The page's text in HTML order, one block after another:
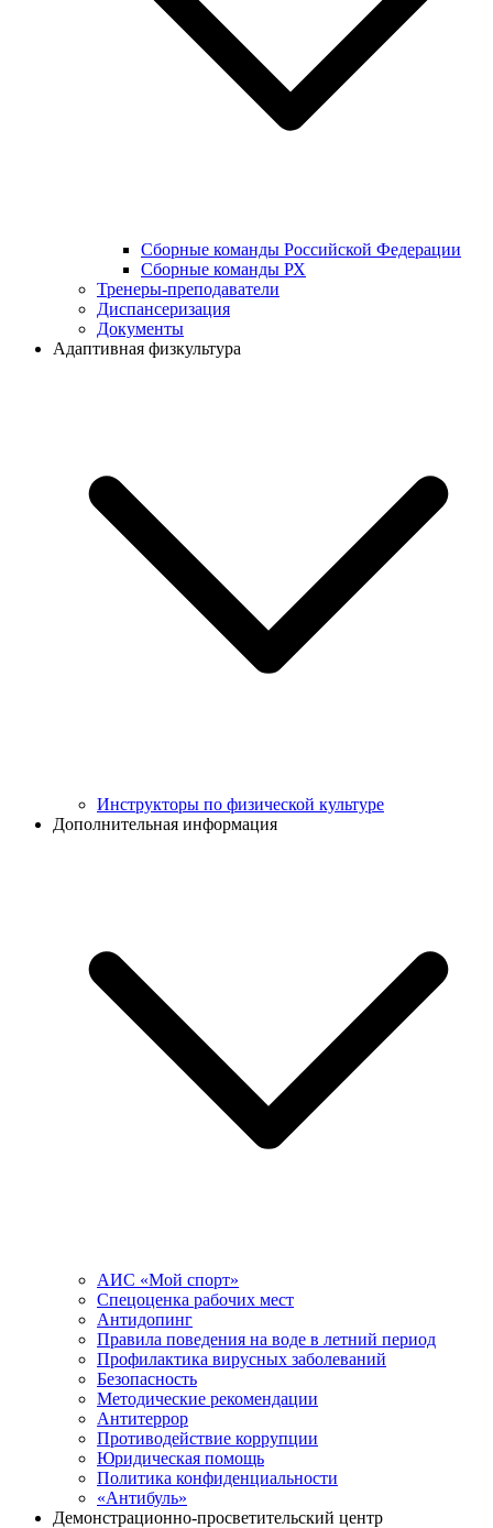
Сборные команды Российской Федерации
Сборные команды РХ
Тренеры-преподаватели
Диспансеризация
Документы
Адаптивная физкультура
Инструкторы по физической культуре
Дополнительная информация
АИС «Мой спорт»
Спецоценка рабочих мест
Антидопинг
Правила поведения на воде в летний период
Профилактика вирусных заболеваний
Безопасность
Методические рекомендации
Антитеррор
Противодействие коррупции
Юридическая помощь
Политика конфиденциальности
«Антибуль»
Демонстрационно-просветительский центр